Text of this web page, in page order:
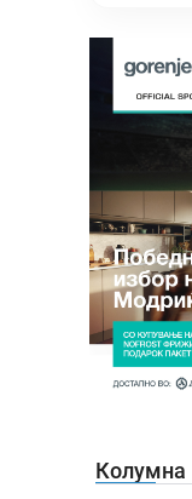
Колумна